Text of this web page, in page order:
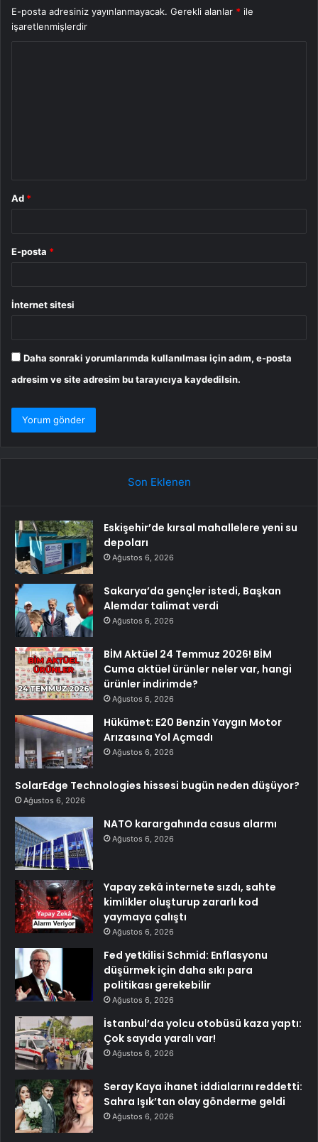
E-posta adresiniz yayınlanmayacak. Gerekli alanlar * ile
işaretlenmişlerdir
Ad *
E-posta *
İnternet sitesi
Daha sonraki yorumlarımda kullanılması için adım, e-posta
adresim ve site adresim bu tarayıcıya kaydedilsin.
Son Eklenen
Eskişehir’de kırsal mahallelere yeni su
depoları
Ağustos 6, 2026
Sakarya’da gençler istedi, Başkan
Alemdar talimat verdi
Ağustos 6, 2026
BİM Aktüel 24 Temmuz 2026! BİM
Cuma aktüel ürünler neler var, hangi
ürünler indirimde?
Ağustos 6, 2026
Hükümet: E20 Benzin Yaygın Motor
Arızasına Yol Açmadı
Ağustos 6, 2026
SolarEdge Technologies hissesi bugün neden düşüyor?
Ağustos 6, 2026
NATO karargahında casus alarmı
Ağustos 6, 2026
Yapay zekâ internete sızdı, sahte
kimlikler oluşturup zararlı kod
yaymaya çalıştı
Ağustos 6, 2026
Fed yetkilisi Schmid: Enflasyonu
düşürmek için daha sıkı para
politikası gerekebilir
Ağustos 6, 2026
İstanbul’da yolcu otobüsü kaza yaptı:
Çok sayıda yaralı var!
Ağustos 6, 2026
Seray Kaya ihanet iddialarını reddetti:
Sahra Işık’tan olay gönderme geldi
Ağustos 6, 2026